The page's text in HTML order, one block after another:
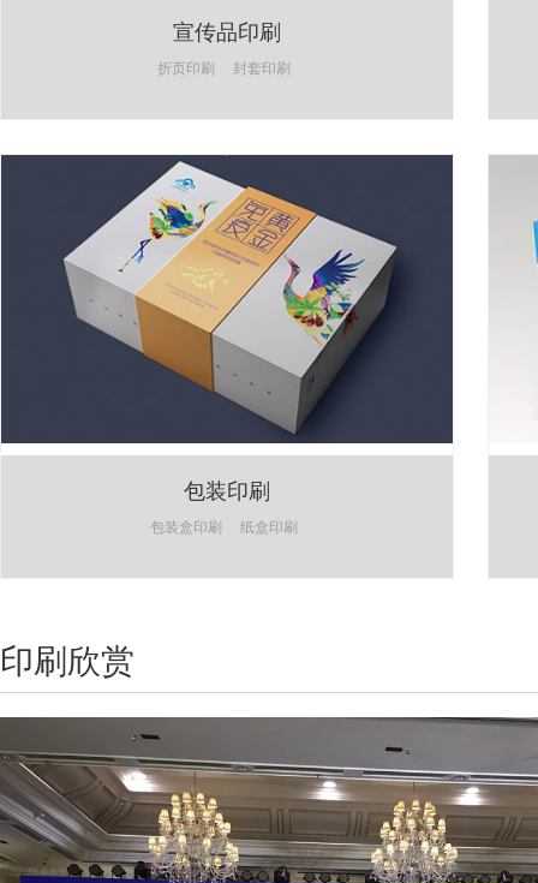
宣传品印刷
折页印刷 封套印刷
包装印刷
包装盒印刷 纸盒印刷
印刷欣赏